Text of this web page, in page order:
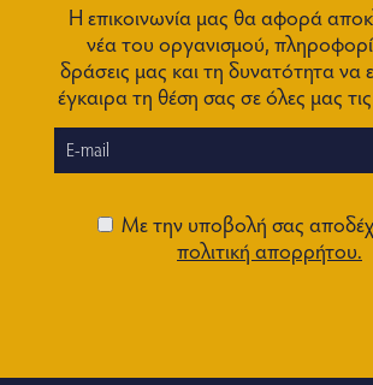
Η επικοινωνία μας θα αφορά
νέα του οργανισμού,
δράσεις μας και τη δυνατότητα να
έγκαιρα τη θέση σας σε όλες μας
Με την υποβολή σας
πολιτική απορρήτου.